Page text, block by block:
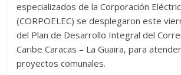
especializados de la Corporación
(CORPOELEC) se desplegaron este
del Plan de Desarrollo Integral del
Caribe Caracas – La Guaira, para
proyectos comunales.